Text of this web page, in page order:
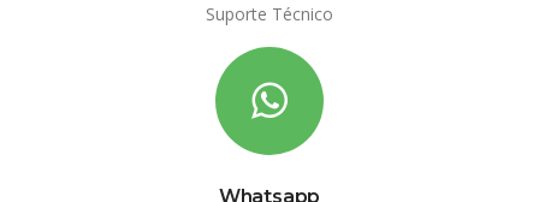
Suporte Técnico
Whatsapp